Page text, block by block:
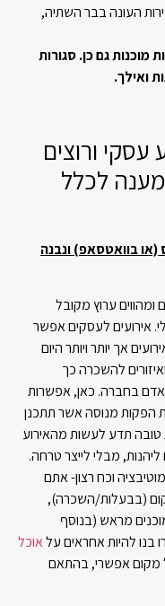
העונה בבר השתיה,
מוכנות גם כן. סגורות
ורוצים
מענה לכלל
בוואטסאפ) ונבנה
ערוץ מקובל
אירועים לעסקים אפשר
אך יותר ויותר היום
להשכרה כך
בחברה. כאן, אפשרות
הפקות מנוסה אשר תתכנן
תדע לעשות מהאירוע
מבלי לייצר טרחה.
וכח רצון- אתם
(בבעלות/השכרה),
מראש (בנוסף
בנו להיות אחראים עלאוכל
מקום אפשרי, בהתאם